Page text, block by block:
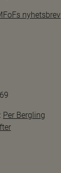
nyhetsbrev
Per Bergling